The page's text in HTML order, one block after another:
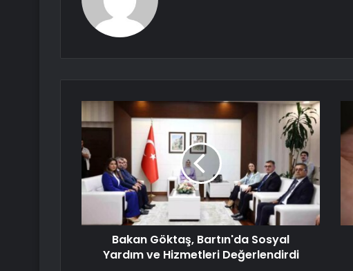
Bakan Göktaş, Bartın'da Sosyal
Yardım ve Hizmetleri Değerlendirdi